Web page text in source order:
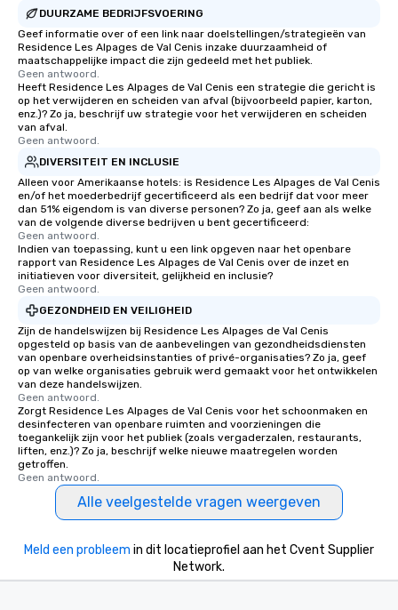
DUURZAME BEDRIJFSVOERING
Geef informatie over of een link naar doelstellingen/strategieën van
Residence Les Alpages de Val Cenis inzake duurzaamheid of
maatschappelijke impact die zijn gedeeld met het publiek.
Geen antwoord.
Heeft Residence Les Alpages de Val Cenis een strategie die gericht is
op het verwijderen en scheiden van afval (bijvoorbeeld papier, karton,
enz.)? Zo ja, beschrijf uw strategie voor het verwijderen en scheiden
van afval.
Geen antwoord.
DIVERSITEIT EN INCLUSIE
Alleen voor Amerikaanse hotels: is Residence Les Alpages de Val Cenis
en/of het moederbedrijf gecertificeerd als een bedrijf dat voor meer
dan 51% eigendom is van diverse personen? Zo ja, geef aan als welke
van de volgende diverse bedrijven u bent gecertificeerd:
Geen antwoord.
Indien van toepassing, kunt u een link opgeven naar het openbare
rapport van Residence Les Alpages de Val Cenis over de inzet en
initiatieven voor diversiteit, gelijkheid en inclusie?
Geen antwoord.
GEZONDHEID EN VEILIGHEID
Zijn de handelswijzen bij Residence Les Alpages de Val Cenis
opgesteld op basis van de aanbevelingen van gezondheidsdiensten
van openbare overheidsinstanties of privé-organisaties? Zo ja, geef
op van welke organisaties gebruik werd gemaakt voor het ontwikkelen
van deze handelswijzen.
Geen antwoord.
Zorgt Residence Les Alpages de Val Cenis voor het schoonmaken en
desinfecteren van openbare ruimten and voorzieningen die
toegankelijk zijn voor het publiek (zoals vergaderzalen, restaurants,
liften, enz.)? Zo ja, beschrijf welke nieuwe maatregelen worden
getroffen.
Geen antwoord.
Alle veelgestelde vragen weergeven
Meld een probleem in dit locatieprofiel aan het Cvent Supplier
Network.